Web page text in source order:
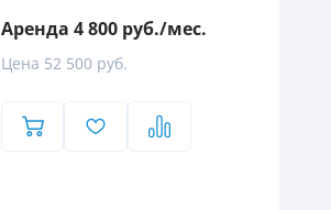
Аренда 4 800 руб./мес.
Цена 52 500 руб.